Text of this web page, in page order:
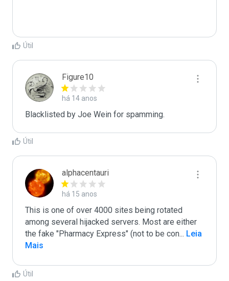
Útil
Figure10
há 14 anos
Blacklisted by Joe Wein for spamming.
Útil
alphacentauri
há 15 anos
This is one of over 4000 sites being rotated
among several hijacked servers. Most are either
the fake "Pharmacy Express" (not to be con... Leia
Mais
Útil